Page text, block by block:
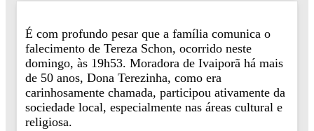
É com profundo pesar que a família comunica o
falecimento de Tereza Schon, ocorrido neste
domingo, às 19h53. Moradora de Ivaiporã há mais
de 50 anos, Dona Terezinha, como era
carinhosamente chamada, participou ativamente da
sociedade local, especialmente nas áreas cultural e
religiosa.